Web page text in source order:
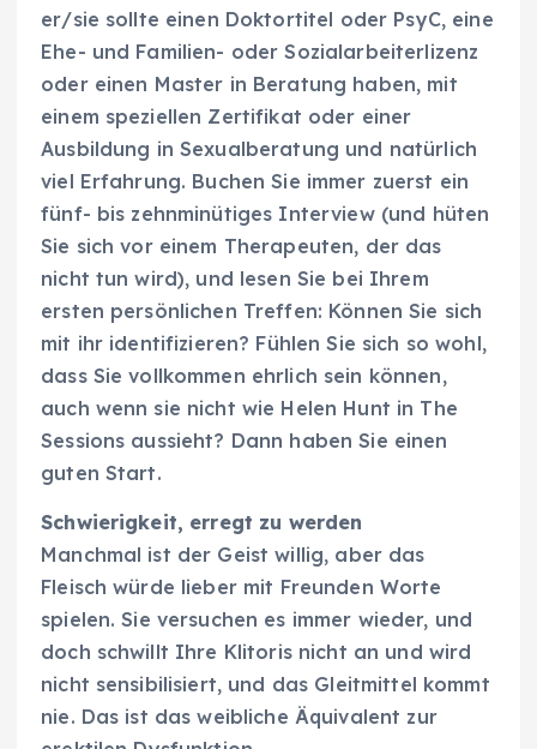
er/sie sollte einen Doktortitel oder PsyC, eine
Ehe- und Familien- oder Sozialarbeiterlizenz
oder einen Master in Beratung haben, mit
einem speziellen Zertifikat oder einer
Ausbildung in Sexualberatung und natürlich
viel Erfahrung. Buchen Sie immer zuerst ein
fünf- bis zehnminütiges Interview (und hüten
Sie sich vor einem Therapeuten, der das
nicht tun wird), und lesen Sie bei Ihrem
ersten persönlichen Treffen: Können Sie sich
mit ihr identifizieren? Fühlen Sie sich so wohl,
dass Sie vollkommen ehrlich sein können,
auch wenn sie nicht wie Helen Hunt in The
Sessions aussieht? Dann haben Sie einen
guten Start.
Schwierigkeit, erregt zu werden
Manchmal ist der Geist willig, aber das
Fleisch würde lieber mit Freunden Worte
spielen. Sie versuchen es immer wieder, und
doch schwillt Ihre Klitoris nicht an und wird
nicht sensibilisiert, und das Gleitmittel kommt
nie. Das ist das weibliche Äquivalent zur